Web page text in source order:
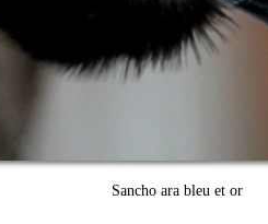
Sancho ara bleu et or